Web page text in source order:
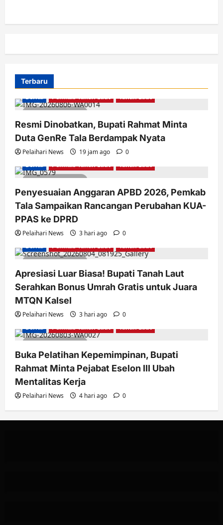
Terbaru
3 minutes read
Berita Pemkab Tanah Laut Tanah Laut
Resmi Dinobatkan, Bupati Rahmat Minta
Duta GenRe Tala Berdampak Nyata
Pelaihari News 19 jam ago 0
2 minutes read
Berita Pemkab Tanah Laut Tanah Laut
Penyesuaian Anggaran APBD 2026, Pemkab
Tala Sampaikan Rancangan Perubahan KUA-
PPAS ke DPRD
Pelaihari News 3 hari ago 0
2 minutes read
Berita Pemkab Tanah Laut Tanah Laut
Apresiasi Luar Biasa! Bupati Tanah Laut
Serahkan Bonus Umrah Gratis untuk Juara
MTQN Kalsel
Pelaihari News 3 hari ago 0
2 minutes read
Berita Pemkab Tanah Laut Tanah Laut
Buka Pelatihan Kepemimpinan, Bupati
Rahmat Minta Pejabat Eselon III Ubah
Mentalitas Kerja
Pelaihari News 4 hari ago 0